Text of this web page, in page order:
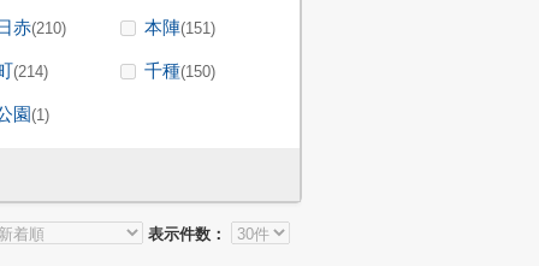
赤(210) 本陣(151)
(214) 千種(150)
園(1)
表示件数：